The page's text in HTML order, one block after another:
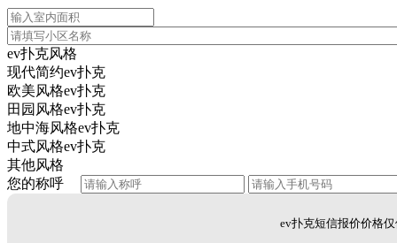
ev扑克风格
现代简约ev扑克
欧美风格ev扑克
田园风格ev扑克
地中海风格ev扑克
中式风格ev扑克
其他风格
您的称呼
ev扑克短信报价价格